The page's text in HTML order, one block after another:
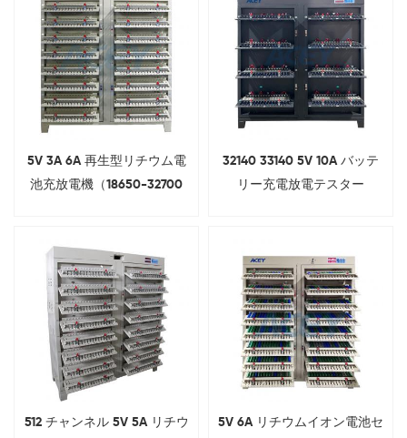
5V 3A 6A 再生型リチウム電
池充放電機（18650-32700
32140 33140 5V 10A バッテ
リー充電放電テスター
512 チャンネル 5V 5A リチウ
5V 6A リチウムイオン電池セ